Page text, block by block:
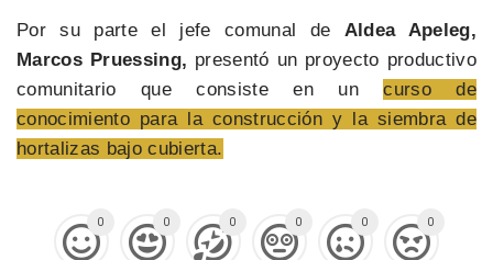
Por su parte el jefe comunal de Aldea Apeleg,
Marcos Pruessing, presentó un proyecto productivo
comunitario que consiste en uncurso de
conocimiento para la construcción y la siembra de
hortalizas bajo cubierta.
0 0 0 0 0 0